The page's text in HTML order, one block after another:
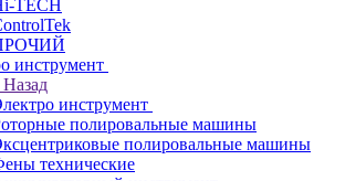
TECH
инструмент
Назад
инструмент
полировальные машины
полировальные машины
технические